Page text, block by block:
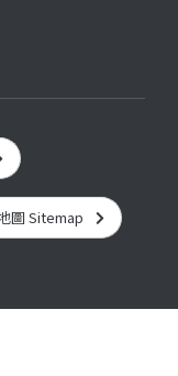
圖 Sitemap